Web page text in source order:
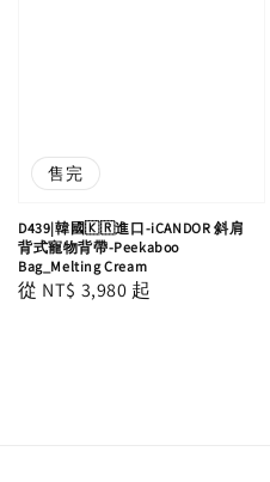
售完
D439|韓國🇰🇷進口-iCANDOR 斜肩
背式寵物背帶-Peekaboo
Bag_Melting Cream
Regular
從 NT$ 3,980 起